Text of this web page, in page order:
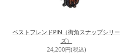
ベストフレンドPIN（街角スナップシリー
ズ）
24,200円(税込)